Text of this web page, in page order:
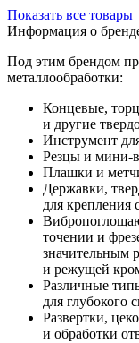
Показать все товары
Информация о
Под этим брендом
металлообработки:
Концевые,
и другие
Инструмент
Резцы и мини-
Плашки и
Державки,
для крепления
точении и
значительным
и режущей
Различные
для глубокого
Развертки,
и обработки